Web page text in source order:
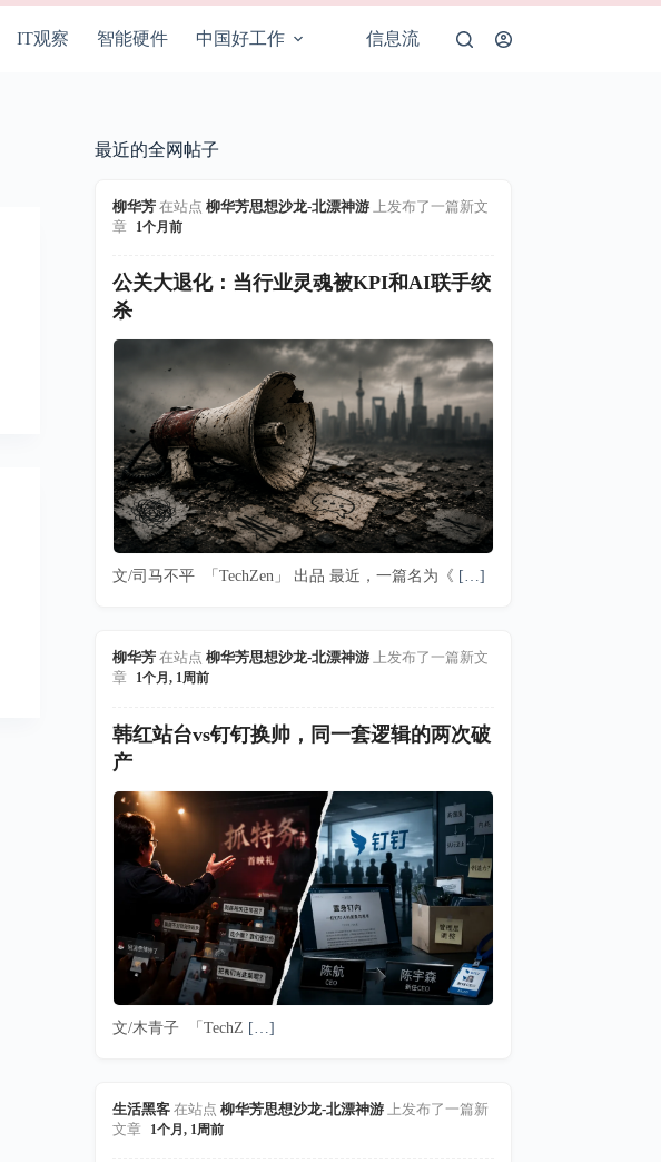
IT观察 智能硬件 中国好工作 信息流
最近的全网帖子
柳华芳在站点 柳华芳思想沙龙-北漂神游上发布了一篇新文
章
1个月前
公关大退化：当行业灵魂被KPI和AI联手绞
杀
文/司马不平 「TechZen」 出品 最近，一篇名为《 […]
柳华芳在站点 柳华芳思想沙龙-北漂神游上发布了一篇新文
章
1个月, 1周前
韩红站台vs钉钉换帅，同一套逻辑的两次破
产
文/木青子 「TechZ […]
生活黑客在站点 柳华芳思想沙龙-北漂神游上发布了一篇新
文章
1个月, 1周前